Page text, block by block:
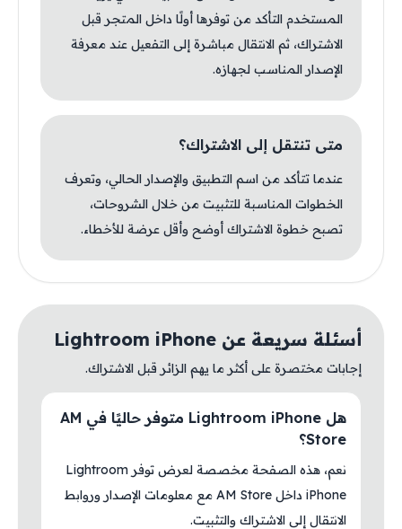
المستخدم التأكد من توفرها أولًا داخل المتجر قبل
الاشتراك، ثم الانتقال مباشرة إلى التفعيل عند معرفة
الإصدار المناسب لجهازه.
متى تنتقل إلى الاشتراك؟
عندما تتأكد من اسم التطبيق والإصدار الحالي، وتعرف
الخطوات المناسبة للتثبيت من خلال الشروحات،
تصبح خطوة الاشتراك أوضح وأقل عرضة للأخطاء.
أسئلة سريعة عن Lightroom iPhone
إجابات مختصرة على أكثر ما يهم الزائر قبل الاشتراك.
هل Lightroom iPhone متوفر حاليًا في AM
Store؟
نعم، هذه الصفحة مخصصة لعرض توفر Lightroom
iPhone داخل AM Store مع معلومات الإصدار وروابط
الانتقال إلى الاشتراك والتثبيت.